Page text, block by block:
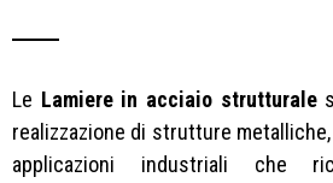
Le Lamiere in acciaio strutturale
realizzazione di strutture
applicazioni industriali che